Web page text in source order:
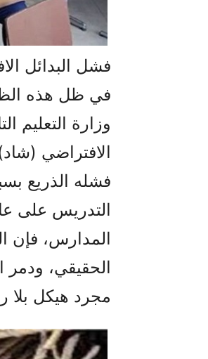
فشل البدائل
في ظل هذه
وزارة التعليم
الافتراضي
فشله الذريع
التدريس على
المدارس، فإن
الحقيقي، ودمر
مجرد هيكل بلا